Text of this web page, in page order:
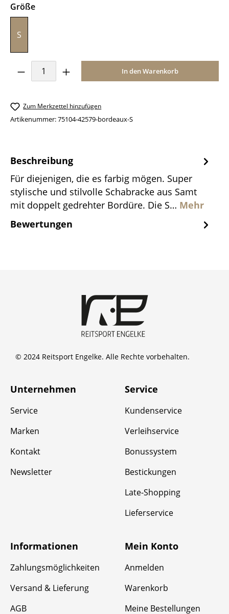
Größeauswählen
S
Produkt Anzahl: Gib den gewünschten
In den Warenkorb
Zum Merkzettel hinzufügen
Artikenummer:75104-42579-bordeaux-S
Beschreibung
Für diejenigen, die es farbig mögen. Super
stylische und stilvolle Schabracke aus Samt
mit doppelt gedrehter Bordüre. Die S… Mehr
Bewertungen
© 2024 Reitsport Engelke. Alle Rechte vorbehalten.
Unternehmen
Service
Marken
Kontakt
Newsletter
Service
Kundenservice
Verleihservice
Bonussystem
Bestickungen
Late-Shopping
Lieferservice
Informationen
Zahlungsmöglichkeiten
Versand & Lieferung
AGB
Mein Konto
Anmelden
Warenkorb
Meine Bestellungen